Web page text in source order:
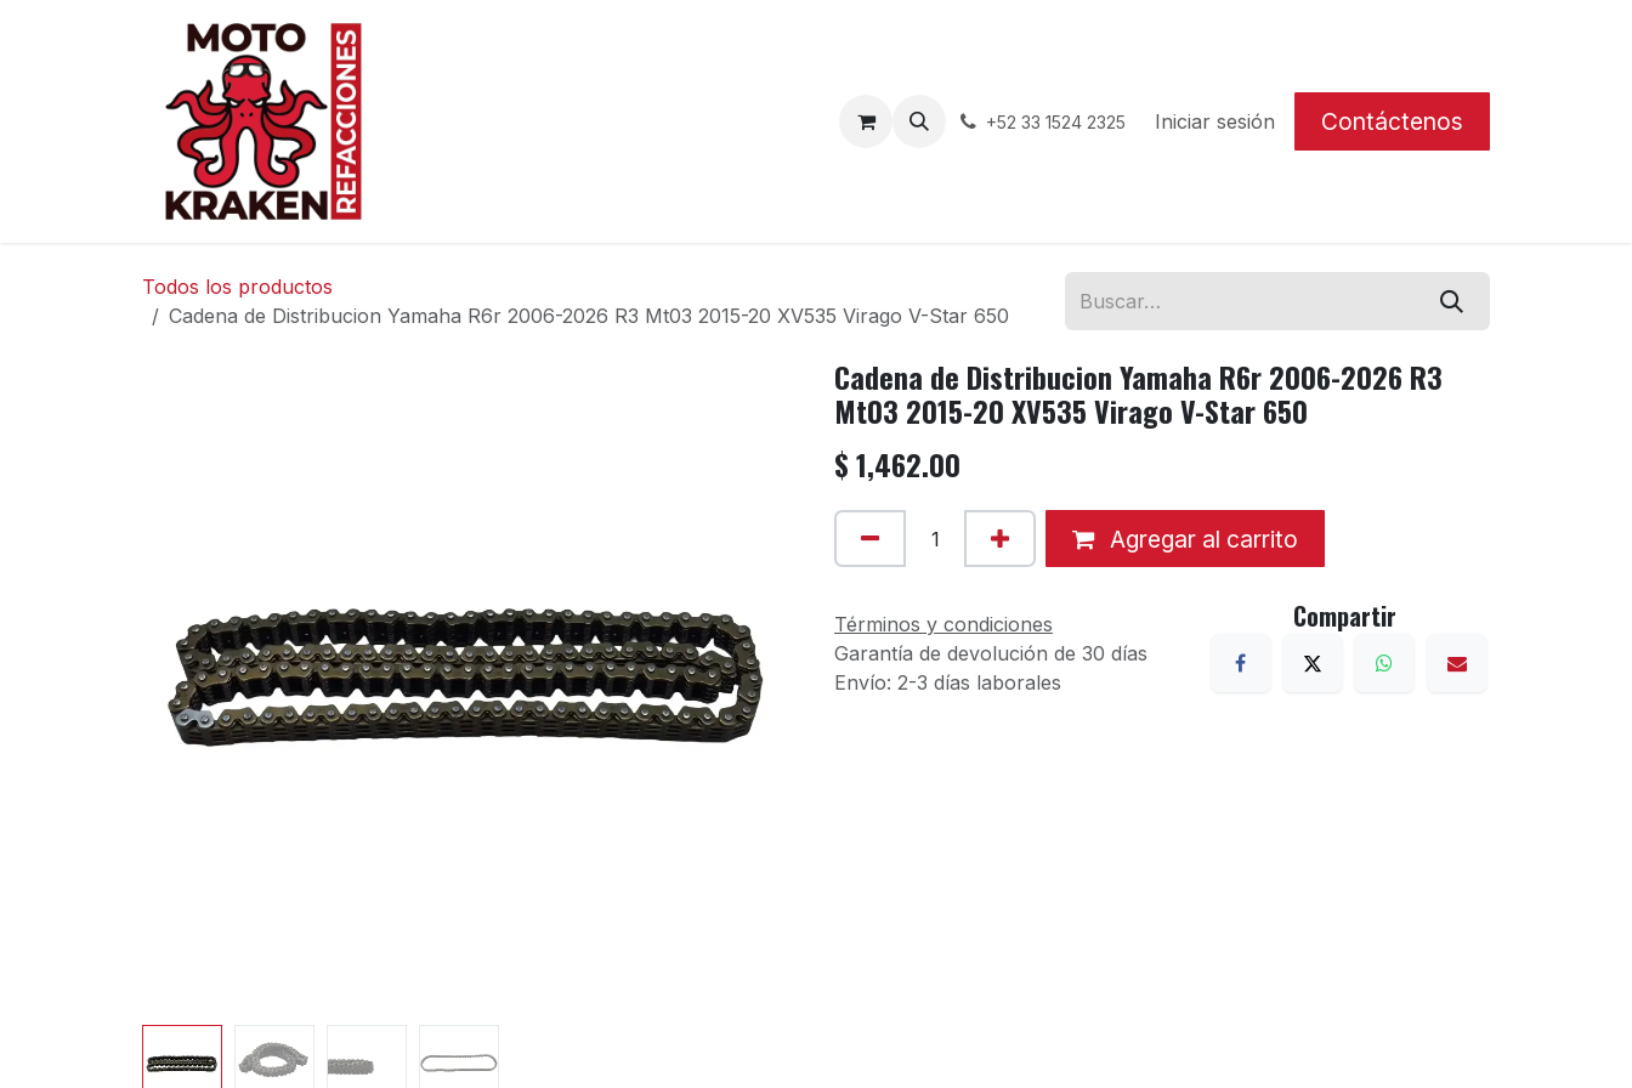
Contáctenos+52 33 1524 2325 Iniciar sesión Contáctenos
Todos los productos
Cadena de Distribucion Yamaha R6r 2006-2026 R3 Mt03 2015-20 XV535 Virago V-Star 650
Cadena de Distribucion Yamaha R6r 2006-2026 R3
Mt03 2015-20 XV535 Virago V-Star 650
$1,462.00
Agregar al carrito
Términos y condiciones
Garantía de devolución de 30 días
Envío: 2-3 días laborales
Compartir